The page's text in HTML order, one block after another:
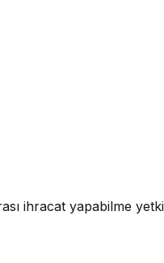
ihracat yapabilme